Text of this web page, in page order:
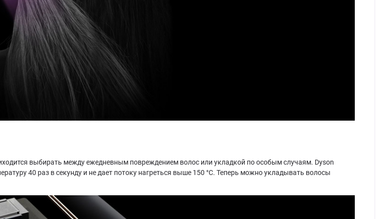
выбирать между ежедневным повреждением волос или укладкой по особым случаям. Dyson
40 раз в секунду и не дает потоку нагреться выше 150 °C. Теперь можно укладывать волосы